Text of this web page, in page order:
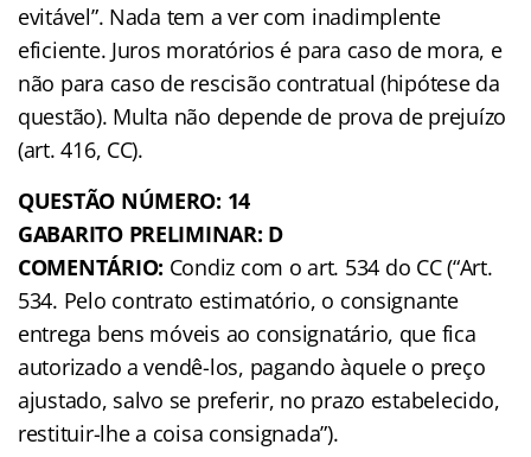
evitável”. Nada tem a ver com inadimplente
eficiente. Juros moratórios é para caso de mora, e
não para caso de rescisão contratual (hipótese da
questão). Multa não depende de prova de prejuízo
(art. 416, CC).
QUESTÃO NÚMERO: 14
GABARITO PRELIMINAR: D
COMENTÁRIO: Condiz com o art. 534 do CC (“Art.
534. Pelo contrato estimatório, o consignante
entrega bens móveis ao consignatário, que fica
autorizado a vendê-los, pagando àquele o preço
ajustado, salvo se preferir, no prazo estabelecido,
restituir-lhe a coisa consignada”).